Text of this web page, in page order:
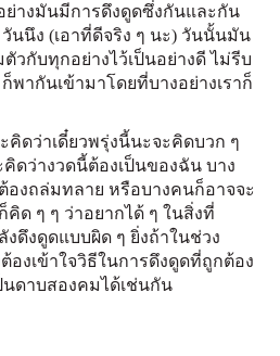
ย่างมันมีการดึงดูดซึ่งกันและกัน
นนึง (เอาที่ดีจริง ๆ นะ) วันนั้นมัน
วกับทุกอย่างไว้เป็นอย่างดี ไม่รีบ
พากันเข้ามาโดยที่บางอย่างเราก็
ดว่าเดี๋ยวพรุ่งนี้นะจะคิดบวก ๆ
ดว่างวดนี้ต้องเป็นของฉัน บาง
องถล่มทลาย หรือบางคนก็อาจจะ
ด ๆ ๆ ว่าอยากได้ ๆ ในสิ่งที่
ดึงดูดแบบผิด ๆ ยิ่งถ้าในช่วง
องเข้าใจวิธีในการดึงดูดที่ถูกต้อง
ดาบสองคมได้เช่นกัน